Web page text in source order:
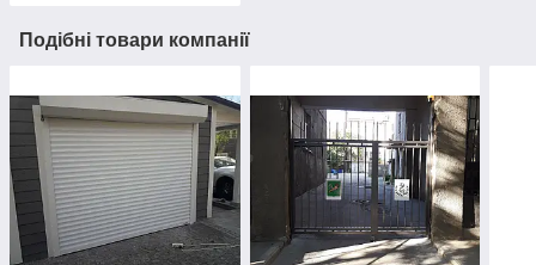
Подібні товари компанії